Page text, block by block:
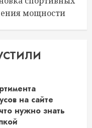
мощности
на сайте
нужно знать